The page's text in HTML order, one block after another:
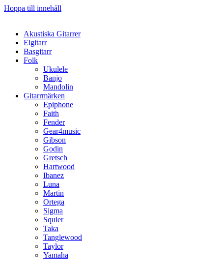
Hoppa till innehåll
Akustiska Gitarrer
Elgitarr
Basgitarr
Folk
Ukulele
Banjo
Mandolin
Gitarrmärken
Epiphone
Faith
Fender
Gear4music
Gibson
Godin
Gretsch
Hartwood
Ibanez
Luna
Martin
Ortega
Sigma
Squier
Taka
Tanglewood
Taylor
Yamaha